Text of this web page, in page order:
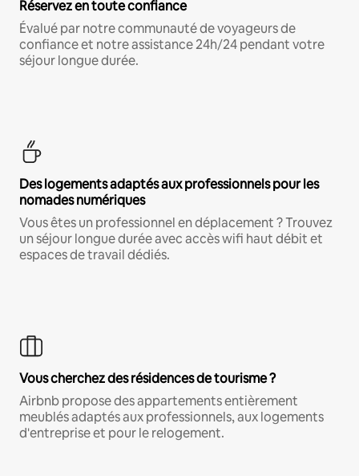
Réservez en toute confiance
Évalué par notre communauté de voyageurs de
confiance et notre assistance 24h/24 pendant votre
séjour longue durée.
Des logements adaptés aux professionnels pour les
nomades numériques
Vous êtes un professionnel en déplacement ? Trouvez
un séjour longue durée avec accès wifi haut débit et
espaces de travail dédiés.
Vous cherchez des résidences de tourisme ?
Airbnb propose des appartements entièrement
meublés adaptés aux professionnels, aux logements
d'entreprise et pour le relogement.